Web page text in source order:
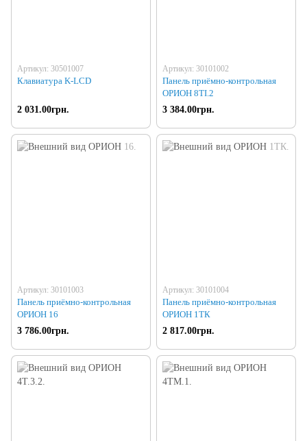
Артикул: 30501007
Клавиатура K-LCD
2 031.00грн.
Артикул: 30101002
Панель приёмно-контрольная
ОРИОН 8TI.2
3 384.00грн.
Артикул: 30101003
Панель приёмно-контрольная
ОРИОН 16
3 786.00грн.
Артикул: 30101004
Панель приёмно-контрольная
ОРИОН 1ТК
2 817.00грн.